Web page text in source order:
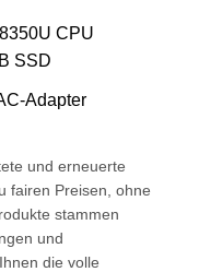
CPU
SSD
Adapter
und erneuerte
fairen Preisen, ohne
stammen
und
die volle